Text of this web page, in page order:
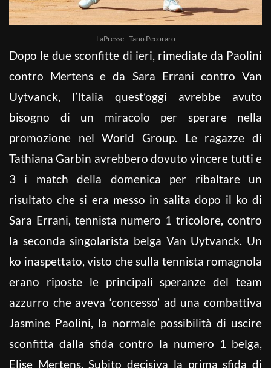
LaPresse - Tano Pecoraro
Dopo le due sconfitte di ieri, rimediate da Paolini
contro Mertens e da Sara Errani contro Van
Uytvanck, l’Italia quest’oggi avrebbe avuto
bisogno di un miracolo per sperare nella
promozione nel World Group. Le ragazze di
Tathiana Garbin avrebbero dovuto vincere tutti e
3 i match della domenica per ribaltare un
risultato che si era messo in salita dopo il ko di
Sara Errani, tennista numero 1 tricolore, contro
la seconda singolarista belga Van Uytvanck. Un
ko inaspettato, visto che sulla tennista romagnola
erano riposte le principali speranze del team
azzurro che aveva ‘concesso’ ad una combattiva
Jasmine Paolini, la normale possibilità di uscire
sconfitta dalla sfida contro la numero 1 belga,
Elise Mertens. Subito decisiva la prima sfida di